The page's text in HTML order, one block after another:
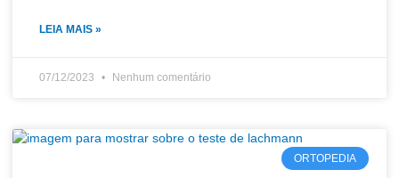
LEIA MAIS »
07/12/2023 Nenhum comentário
ORTOPEDIA